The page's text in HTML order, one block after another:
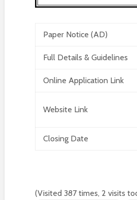
Paper Notice (AD)
Full Details & Guidelines
Online Application Link
Website Link
Closing Date
(Visited 387 times, 2 visits